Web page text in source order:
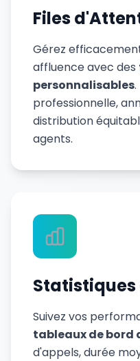
Files
Gérez
affluence avec des
personnalisables
professionnelle,
distribution
agents.
Statistiques
Suivez vos
tableaux de bord
d'appels, durée